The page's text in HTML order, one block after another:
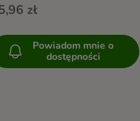
zł
Powiadom mnie o
dostępności